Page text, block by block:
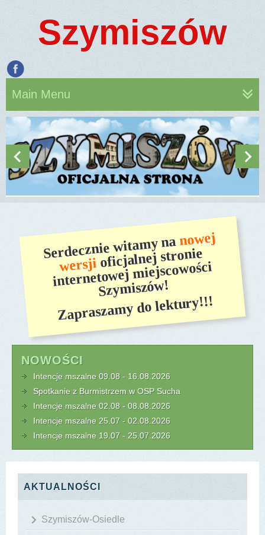
Szymiszów
Main Menu
Serdecznie witamy nanowej
wersjioficjalnej stronie
internetowej miejscowości
Szymiszów!
Zapraszamy do lektury!!!
NOWOŚCI
Intencje mszalne 09.08 - 16.08.2026
Spotkanie z Burmistrzem w OSP Sucha
Intencje mszalne 02.08 - 08.08.2026
Intencje mszalne 25.07 - 02.08.2026
Intencje mszalne 19.07 - 25.07.2026
AKTUALNOŚCI
Szymiszów-Osiedle